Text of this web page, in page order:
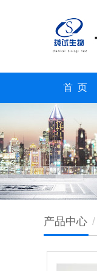
首 页
产品中心 /